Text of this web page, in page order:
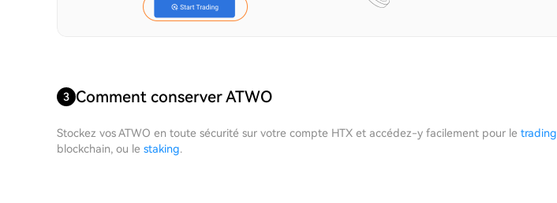
3 Comment conserver ATWO
Stockez vos ATWO en toute sécurité sur votre compte HTX et accédez-y facilement pour le trading
blockchain, ou le staking.